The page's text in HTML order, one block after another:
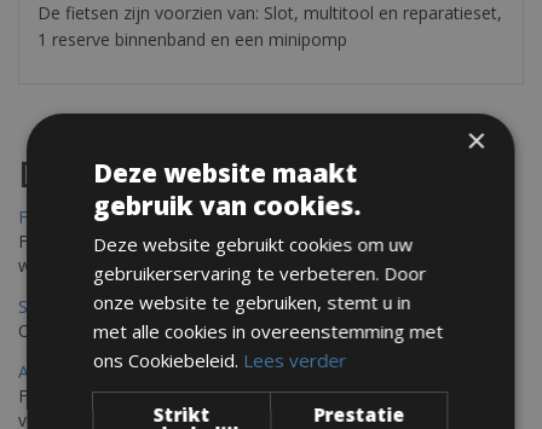
De fietsen zijn voorzien van: Slot, multitool en reparatieset,
1 reserve binnenband en een minipomp
Destinations
Frejus Fietsverhuur
Fréjus en Saint-Raphaël liggen aan de Middellandse Zee en
worden omringd door het Massif de l'Esterel
Saint Raphael Fietsverhuur
Ontdek Saint Raphael, gelegen in het prachtige Var op uw fiets
Ajaccio Fietsverhuur
Fietsen in Ajaccio, gelegen op het eiland Corsica, biedt een
verscheidenheid aan routes
×
Deze website maakt
gebruik van cookies.
Deze website gebruikt cookies om uw
gebruikerservaring te verbeteren. Door
onze website te gebruiken, stemt u in
met alle cookies in overeenstemming met
ons Cookiebeleid. Lees verder
Strikt
Prestatie